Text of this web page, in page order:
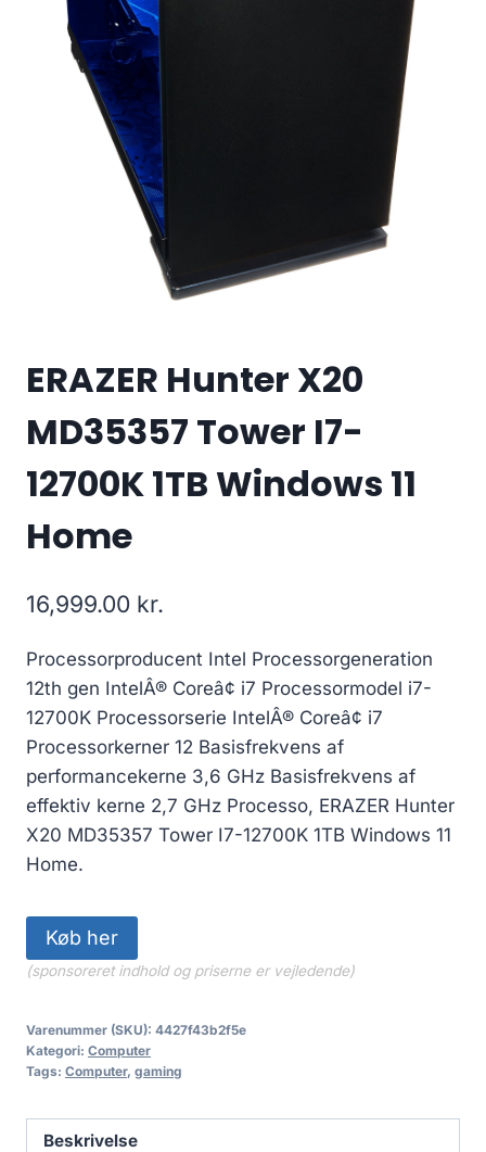
ERAZER Hunter X20
MD35357 Tower I7-
12700K 1TB Windows 11
Home
16,999.00 kr.
Processorproducent Intel Processorgeneration
12th gen IntelÂ® Coreâ¢ i7 Processormodel i7-
12700K Processorserie IntelÂ® Coreâ¢ i7
Processorkerner 12 Basisfrekvens af
performancekerne 3,6 GHz Basisfrekvens af
effektiv kerne 2,7 GHz Processo, ERAZER Hunter
X20 MD35357 Tower I7-12700K 1TB Windows 11
Home.
Køb her
(sponsoreret indhold og priserne er vejledende)
Varenummer (SKU): 4427f43b2f5e
Kategori: Computer
Tags: Computer, gaming
Beskrivelse